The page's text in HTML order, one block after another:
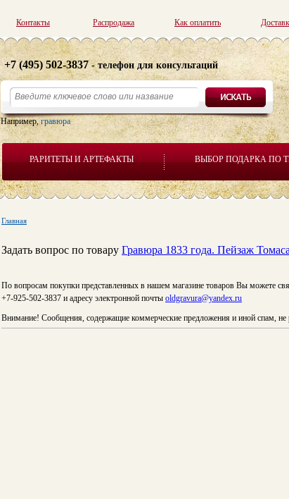
Как оплатить
Распродажа
Контакты
РАРИТЕТЫ И АРТЕФАКТЫ ВЫБОР ПОДАРКА ПО
+7 (495) 502-3837- телефон для консультаций
Например, гравюра
Главная
Задать вопрос по товару Гравюра 1833 года. Пейзаж
По вопросам покупки представленных в нашем магазине товаров Вы можете
+7-925-502-3837 и адресу электронной почты oldgravura@yandex.ru
Внимание! Сообщения, содержащие коммерческие предложения и иной спам, не